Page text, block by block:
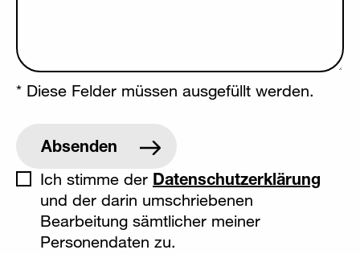
* Diese Felder müssen ausgefüllt werden.
Ich stimme der Datenschutzerklärung
und der darin umschriebenen
Bearbeitung sämtlicher meiner
Personendaten zu.